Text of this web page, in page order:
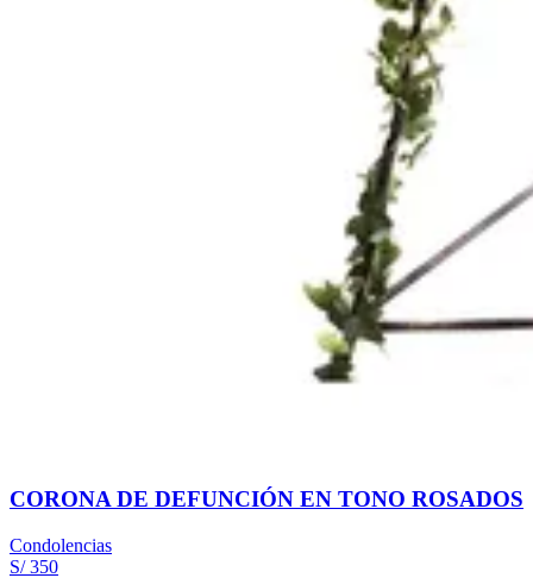
CORONA DE DEFUNCIÓN EN TONO ROSADOS
Condolencias
S/ 350